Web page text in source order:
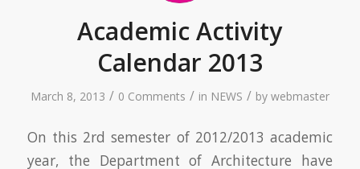
Academic Activity
Calendar 2013
March 8, 2013 / 0 Comments / in NEWS / by webmaster
On this 2rd semester of 2012/2013 academic
year, the Department of Architecture have